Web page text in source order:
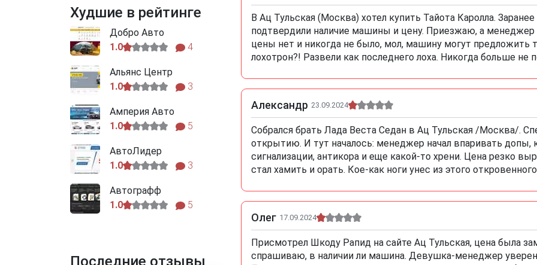
В Ац Тульская (Москва) хотел купить Тайота Каролла.
подтвердили наличие машины и цену. Приезжаю, а менеджер
цены нет и никогда не было, мол, машину могут предложить
лохотрон?! Развели как последнего лоха. Никогда больше
Александр 23.09.2024
Собрался брать Лада Веста Седан в Ац Тульская /Москва/.
открытию. И тут началось: менеджер начал впаривать допы,
сигнализации, антикора и еще какой-то хрени. Цена резко
стал хамить и орать. Кое-как ноги унес из этого
Олег 17.09.2024
Присмотрел Шкоду Рапид на сайте Ац Тульская, цена была
спрашиваю, в наличии ли машина. Девушка-менеджер
Худшие в рейтинге
Добро Авто
1.0
4
Альянс Центр
1.0
3
Амперия Авто
1.0
5
АвтоЛидер
1.0
3
Автографф
1.0
5
Последние отзывы